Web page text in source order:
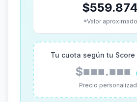
$559.874
*Valor aproximado
Tu cuota según tu
$■■■.■■■
Precio